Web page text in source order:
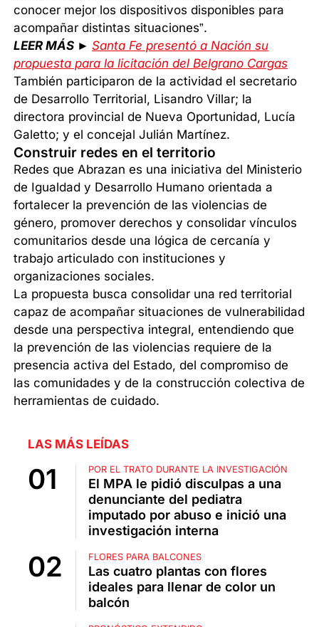
conocer mejor los dispositivos disponibles para
acompañar distintas situaciones”.
LEER MÁS ►Santa Fe presentó a Nación su
propuesta para la licitación del Belgrano Cargas
También participaron de la actividad el secretario
de Desarrollo Territorial, Lisandro Villar; la
directora provincial de Nueva Oportunidad, Lucía
Galetto; y el concejal Julián Martínez.
Construir redes en el territorio
Redes que Abrazan es una iniciativa del Ministerio
de Igualdad y Desarrollo Humano orientada a
fortalecer la prevención de las violencias de
género, promover derechos y consolidar vínculos
comunitarios desde una lógica de cercanía y
trabajo articulado con instituciones y
organizaciones sociales.
La propuesta busca consolidar una red territorial
capaz de acompañar situaciones de vulnerabilidad
desde una perspectiva integral, entendiendo que
la prevención de las violencias requiere de la
presencia activa del Estado, del compromiso de
las comunidades y de la construcción colectiva de
herramientas de cuidado.
LAS MÁS LEÍDAS
POR EL TRATO DURANTE LA INVESTIGACIÓN
El MPA le pidió disculpas a una
denunciante del pediatra
imputado por abuso e inició una
investigación interna
FLORES PARA BALCONES
Las cuatro plantas con flores
ideales para llenar de color un
balcón